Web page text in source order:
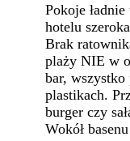
Pokoje
hotelu
Brak
plaży NIE w
bar,
plastikach.
burger czy
Wokół